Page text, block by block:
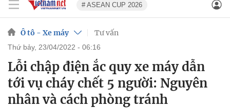
# ASEAN CUP 2026
Ô tô - Xe máy Tư vấn
thứ bảy, 23/04/2022 - 06:16
Lỗi chập điện ắc quy xe máy dẫn
tới vụ cháy chết 5 người: Nguyên
nhân và cách phòng tránh